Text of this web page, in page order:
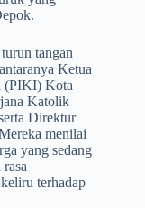
tangan
Ketua
(PIKI) Kota
Katolik
Direktur
menilai
yang sedang
terhadap